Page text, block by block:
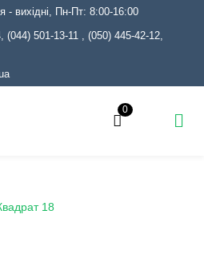
- вихідні, Пн-Пт: 8:00-16:00
(044) 501-13-11 , (050) 445-42-12,
0
18